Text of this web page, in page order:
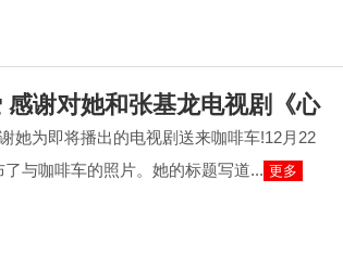
谢对她和张基龙电视剧《心
她为即将播出的电视剧送来咖啡车!12月22
与咖啡车的照片。她的标题写道... 更多